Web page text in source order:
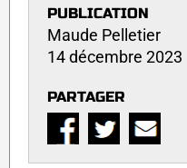
PUBLICATION
Maude Pelletier
14 décembre
PARTAGER